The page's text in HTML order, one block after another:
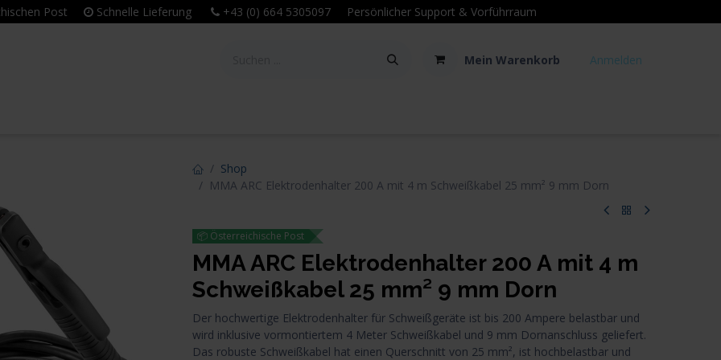
Post Schnelle Lieferung +43 (0) 664 5305097 Persönlicher Support & Vorführraum
Mein Warenkorb Anmelden
Shop
MMA ARC Elektrodenhalter 200 A mit 4 m Schweißkabel 25 mm² 9 mm Dorn
📦 Österreichische Post
MMA ARC Elektrodenhalter 200 A mit 4 m
Schweißkabel 25 mm² 9 mm Dorn
Der hochwertige Elektrodenhalter für Schweißgeräte ist bis 200 Ampere belastbar und
wird inklusive vormontiertem 4 Meter Schweißkabel und 9 mm Dornanschluss geliefert.
Das robuste Schweißkabel hat einen Querschnitt von 25 mm², ist hochbelastbar und